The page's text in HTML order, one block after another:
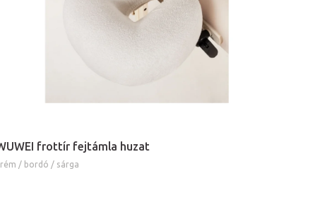
frottír fejtámla huzat
/ bordó / sárga